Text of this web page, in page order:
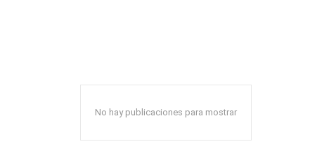
No hay publicaciones para mostrar